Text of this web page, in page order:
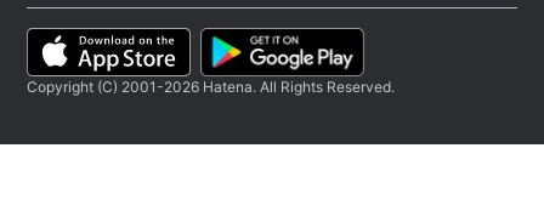
Copyright (C) 2001-2026 Hatena. All Rights Reserved.